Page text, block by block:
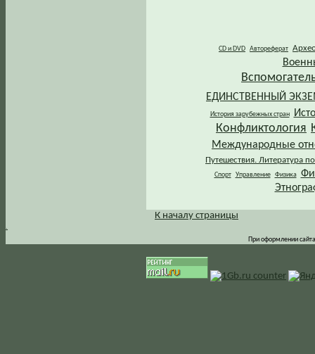
CD и DVD Автореферат
ЕДИНСТВЕННЫЙ
История зарубежных стран
Конфликтология
Международные
Путешествия. Литература
Спорт Управление Физика
.
К началу страницы
При оформлении